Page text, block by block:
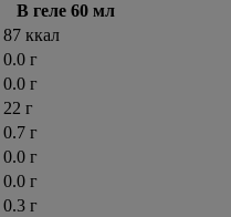
В геле 60 мл
87 ккал
0.0 г
0.0 г
22 г
0.7 г
0.0 г
0.0 г
0.3 г